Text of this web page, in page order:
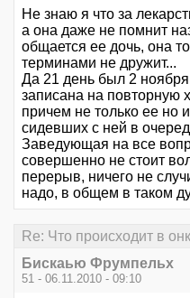
Не знаю я что за
а она даже не помнит
общается ее дочь, она
терминами не дружит...
Да 21 день был 2
записана на повторную
причем не только ее но
сидевших с ней в
Заведующая на все
совершенно не стоит
перерыв, ничего не
надо, в общем в таком
Re: Что происходит в
Бискаью Фрумпельх
51 - 06.11.2010 - 09:10